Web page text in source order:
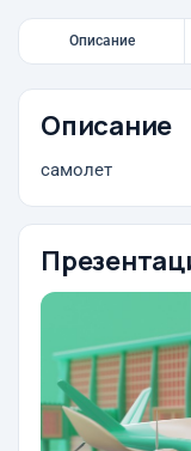
Описание
Описание
самолет